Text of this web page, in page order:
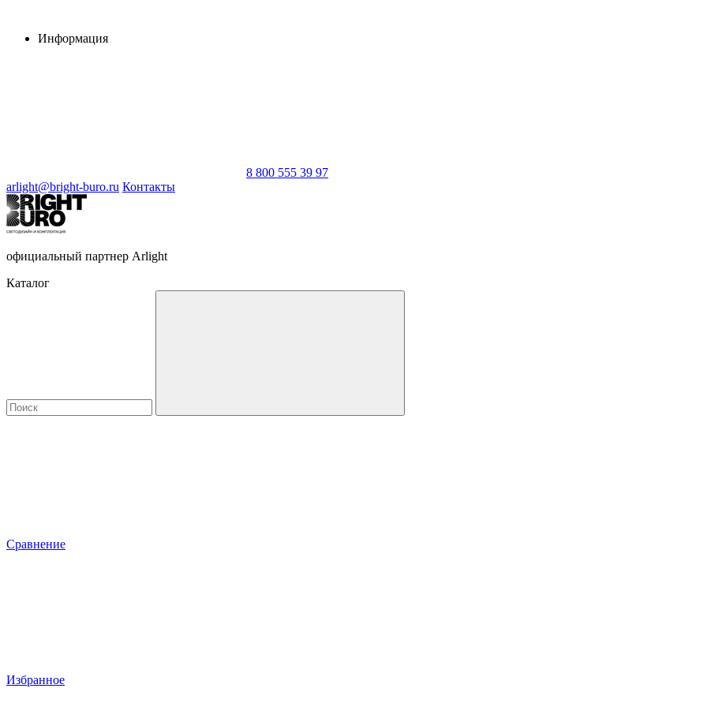
Информация
8 800 555 39 97
arlight@bright-buro.ru Контакты
официальный партнер Arlight
Каталог
Сравнение
Избранное